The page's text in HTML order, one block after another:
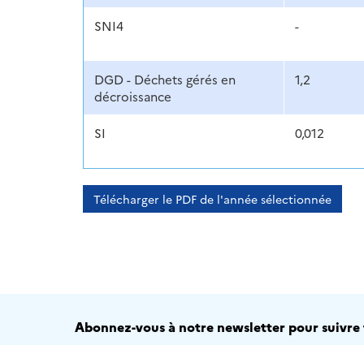
SNI4 -
DGD - Déchets gérés en
décroissance
1,2
SI 0,012
Télécharger le PDF de l'année sélectionnée
Abonnez-vous à notre newsletter pour suivre